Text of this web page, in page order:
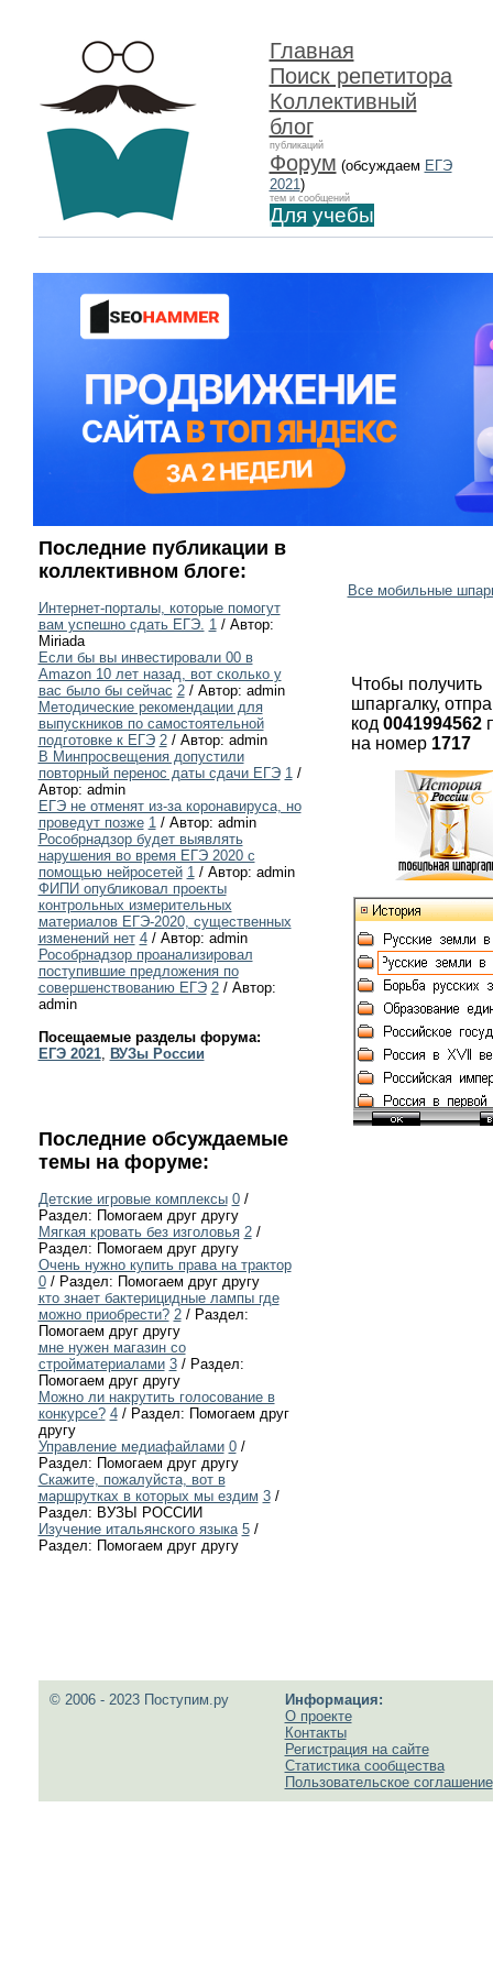
Главная
Поиск репетитора
Коллективный
блог
публикаций
Форум (обсуждаем ЕГЭ
2021)
тем и сообщений
Для учебы
Последние публикации в
коллективном блоге:
Интернет-порталы, которые помогут
вам успешно сдать ЕГЭ. 1/ Автор:
Miriada
Если бы вы инвестировали 00 в
Amazon 10 лет назад, вот сколько у
вас было бы сейчас 2/ Автор: admin
Методические рекомендации для
выпускников по самостоятельной
подготовке к ЕГЭ 2/ Автор: admin
В Минпросвещения допустили
повторный перенос даты сдачи ЕГЭ 1/
Автор: admin
ЕГЭ не отменят из-за коронавируса, но
проведут позже 1/ Автор: admin
Рособрнадзор будет выявлять
нарушения во время ЕГЭ 2020 с
помощью нейросетей 1/ Автор: admin
ФИПИ опубликовал проекты
контрольных измерительных
материалов ЕГЭ-2020, существенных
изменений нет 4/ Автор: admin
Рособрнадзор проанализировал
поступившие предложения по
совершенствованию ЕГЭ 2/ Автор:
admin
Посещаемые разделы форума:
ЕГЭ 2021, ВУЗы России
Последние обсуждаемые
темы на форуме:
Детские игровые комплексы 0/
Раздел: Помогаем друг другу
Мягкая кровать без изголовья 2/
Раздел: Помогаем друг другу
Очень нужно купить права на трактор
0/ Раздел: Помогаем друг другу
кто знает бактерицидные лампы где
можно приобрести? 2/ Раздел:
Помогаем друг другу
мне нужен магазин со
стройматериалами 3/ Раздел:
Помогаем друг другу
Можно ли накрутить голосование в
конкурсе? 4/ Раздел: Помогаем друг
другу
Управление медиафайлами 0/
Раздел: Помогаем друг другу
Скажите, пожалуйста, вот в
маршрутках в которых мы ездим 3/
Раздел: ВУЗЫ РОССИИ
Изучение итальянского языка 5/
Раздел: Помогаем друг другу
Все мобильные
Чтобы получить
шпаргалку,
код 0041994562
на номер 1717
© 2006 - 2023 Поступим.ру
Информация:
О проекте
Контакты
Регистрация на сайте
Статистика сообщества
Пользовательское соглашение